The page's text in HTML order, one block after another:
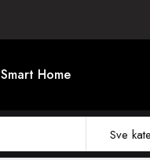
Smart Home
Sve